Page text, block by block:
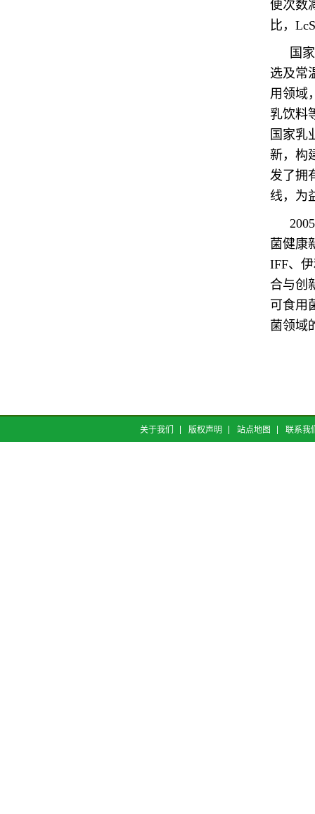
便次数
比，
国
选及常
用领域
乳饮料
国家乳
新，构
发了拥
线，为
菌健康
IFF、
合与创
可食用
菌领域
关于我们 版权声明 站点地图 联系我